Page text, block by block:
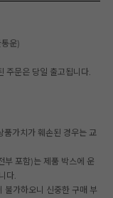
운)
주문은 당일 출고됩니다.
품가치가 훼손된 경우는 교
부 포함)는 제품 박스에 운
다.
불가하오니 신중한 구매 부